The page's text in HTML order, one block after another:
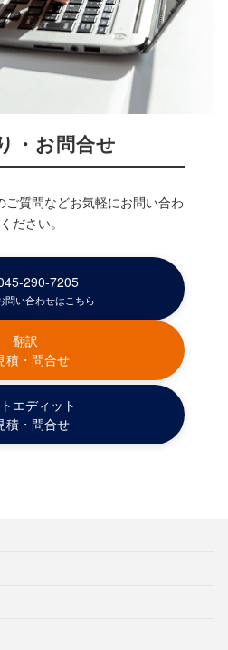
・お問合せ
ご質問などお気軽にお問い合わ
ださい。
290-7205
問い合わせはこちら
翻訳
積・問合せ
エディット
積・問合せ